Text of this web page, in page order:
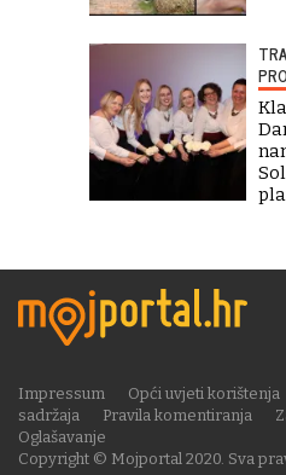
Copyright © Mojportal 2020. Sva
Impressum Opći uvjeti korištenja
sadržaja
Pravila komentiranja
Oglašavanje